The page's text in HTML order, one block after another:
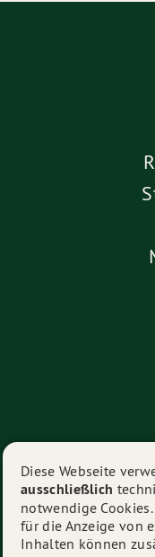
© 2026GRÜNE
Diese Webseite
ausschließlich
notwendige
für die Anzeige von
Inhalten können